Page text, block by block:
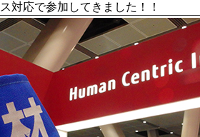
対応で参加してきました！！